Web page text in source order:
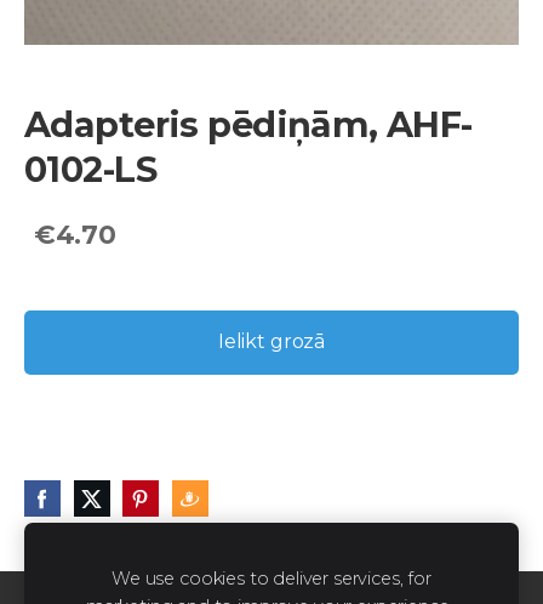
Adapteris pēdiņām, AHF-
0102-LS
€4.70
Ielikt grozā
We use cookies to deliver services, for